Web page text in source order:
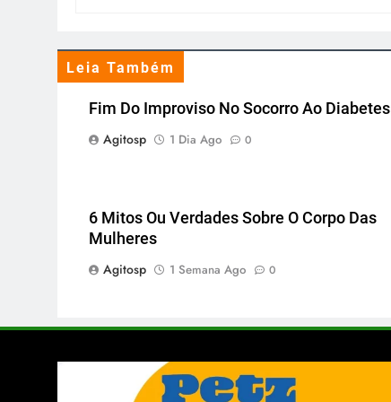
Leia Também
Fim Do Improviso No Socorro Ao Diabetes
Agitosp
1 Dia Ago 0
6 Mitos Ou Verdades Sobre O Corpo Das
Mulheres
Agitosp
1 Semana Ago 0